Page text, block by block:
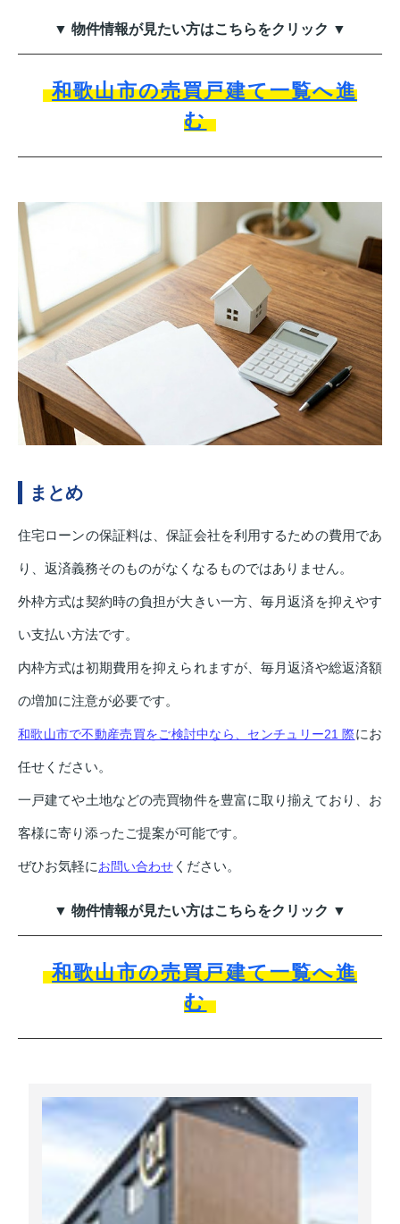
▼ 物件情報が見たい方はこちらをクリック ▼
和歌山市の売買戸建て一覧へ進
む
まとめ
住宅ローンの保証料は、保証会社を利用するための費用であ
り、返済義務そのものがなくなるものではありません。
外枠方式は契約時の負担が大きい一方、毎月返済を抑えやす
い支払い方法です。
内枠方式は初期費用を抑えられますが、毎月返済や総返済額
の増加に注意が必要です。
和歌山市で不動産売買をご検討中なら、センチュリー21 際にお
任せください。
一戸建てや土地などの売買物件を豊富に取り揃えており、お
客様に寄り添ったご提案が可能です。
ぜひお気軽にお問い合わせ ください。
▼ 物件情報が見たい方はこちらをクリック ▼
和歌山市の売買戸建て一覧へ進
む